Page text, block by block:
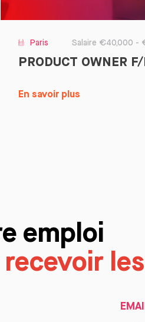
Paris Salaire €40,000 -
PRODUCT OWNER
En savoir plus
emploi